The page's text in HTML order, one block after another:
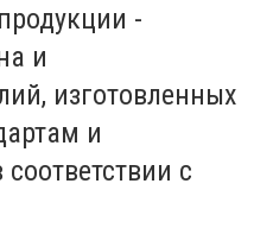
-
и
изготовленных
и
с